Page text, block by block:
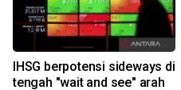
IHSG berpotensi sideways di
tengah "wait and see" arah